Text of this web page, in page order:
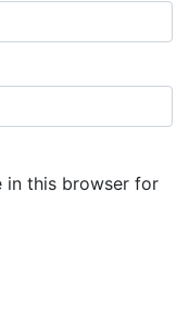
in this browser for